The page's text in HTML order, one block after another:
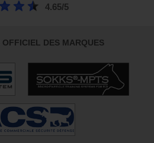
4.65/5
DES MARQUES